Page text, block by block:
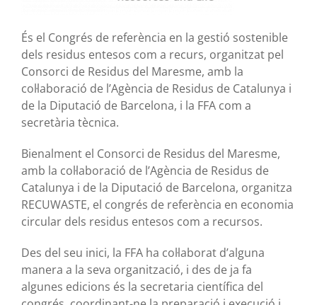
És el Congrés de referència en la gestió sostenible
dels residus entesos com a recurs, organitzat pel
Consorci de Residus del Maresme, amb la
col·laboració de l’Agència de Residus de Catalunya i
de la Diputació de Barcelona, ​​i la FFA com a
secretària tècnica.
Bienalment el Consorci de Residus del Maresme,
amb la col·laboració de l’Agència de Residus de
Catalunya i de la Diputació de Barcelona, ​​organitza
RECUWASTE, el congrés de referència en economia
circular dels residus entesos com a recursos.
Des del seu inici, la FFA ha col·laborat d’alguna
manera a la seva organització, i des de ja fa
algunes edicions és la secretaria científica del